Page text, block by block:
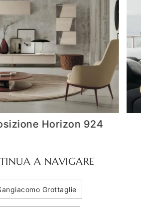
Horizon 921
A NAVIGARE
Grottaglie